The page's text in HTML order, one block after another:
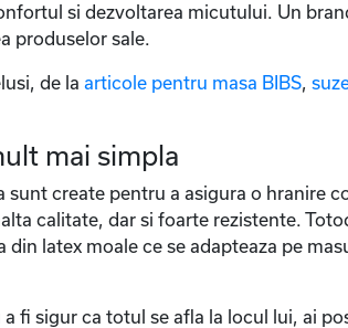
si dezvoltarea micutului. Un
produselor sale.
de la articole pentru masa BIBS,
mai simpla
create pentru a asigura o hranire
calitate, dar si foarte rezistente.
latex moale ce se adapteaza pe
fi sigur ca totul se afla la locul lui, ai